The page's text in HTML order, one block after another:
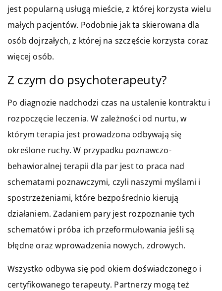
jest popularną usługą mieście, z której korzysta wielu
małych pacjentów. Podobnie jak ta skierowana dla
osób dojrzałych, z której na szczęście korzysta coraz
więcej osób.
Z czym do psychoterapeuty?
Po diagnozie nadchodzi czas na ustalenie kontraktu i
rozpoczęcie leczenia. W zależności od nurtu, w
którym terapia jest prowadzona odbywają się
określone ruchy. W przypadku poznawczo-
behawioralnej terapii dla par jest to praca nad
schematami poznawczymi, czyli naszymi myślami i
spostrzeżeniami, które bezpośrednio kierują
działaniem. Zadaniem pary jest rozpoznanie tych
schematów i próba ich przeformułowania jeśli są
błędne oraz wprowadzenia nowych, zdrowych.
Wszystko odbywa się pod okiem doświadczonego i
certyfikowanego terapeuty. Partnerzy mogą też